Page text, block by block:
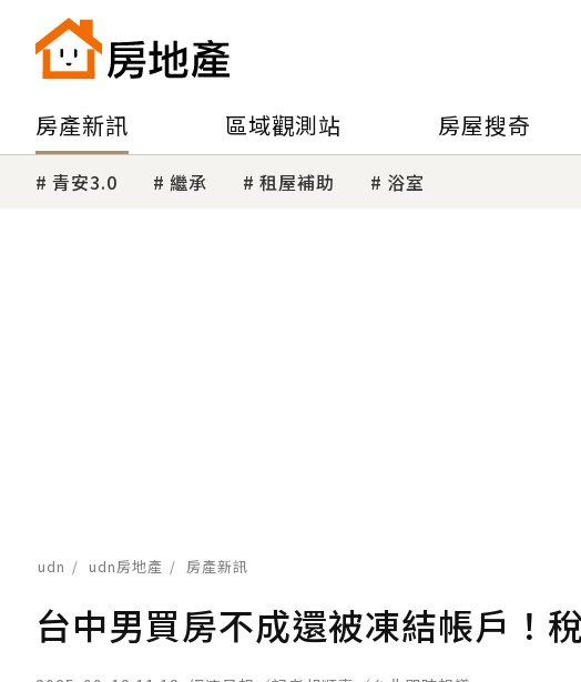
房產新訊 區域觀測站 房屋搜奇
青安3.0 繼承 租屋補助 浴室
udn udn房地產 房產新訊
台中男買房不成還被凍結帳戶！